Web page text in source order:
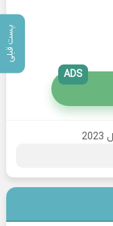
پست قبلی
ADS